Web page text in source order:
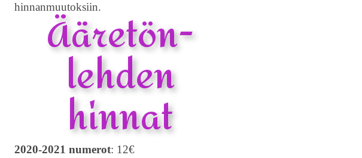
hinnanmuutoksiin.
Ääretön-
lehden
hinnat
2020-2021 numerot: 12€